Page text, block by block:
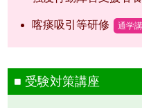
喀痰吸引等研修 通学
受験対策講座